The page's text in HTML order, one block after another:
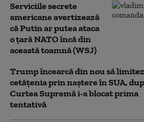
Serviciile secrete
americane avertizează
că Putin ar putea ataca
o țară NATO încă din
această toamnă (WSJ)
Trump încearcă din nou să
cetățenia prin naștere în SUA,
Curtea Supremă i-a blocat prima
tentativă